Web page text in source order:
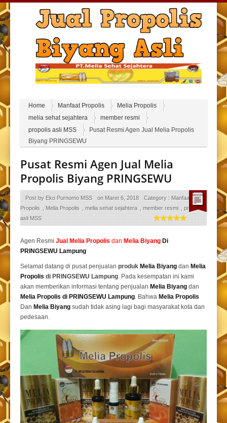
Home Manfaat Propolis
Melia Propolis
melia sehat sejahtera
member resmi
propolis asli MSS
Pusat Resmi Agen Jual Melia Propolis
Biyang PRINGSEWU
Pusat Resmi Agen Jual Melia
Propolis Biyang PRINGSEWU
Post byEko Purnomo MSS onMaret 6, 2018 Category :Manfaat
Propolis ,Melia Propolis ,melia sehat sejahtera ,member resmi ,propolis
asli MSS
Agen Resmi Jual Melia Propolis dan Melia Biyang Di
PRINGSEWU Lampung
Selamat datang di pusat penjualan produk Melia Biyang dan Melia
Propolis di PRINGSEWU Lampung. Pada kesempatan ini kami
akan memberikan informasi tentang penjualan Melia Biyang dan
Melia Propolis di PRINGSEWU Lampung. Bahwa Melia Propolis
Dan Melia Biyang sudah tidak asing lagi bagi masyarakat kota dan
pedesaan.